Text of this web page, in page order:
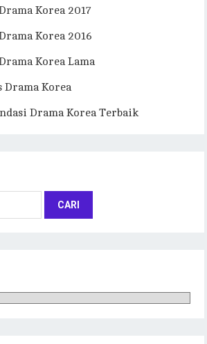
Korea 2017
Korea 2016
Korea Lama
Drama Korea
Drama Korea Terbaik